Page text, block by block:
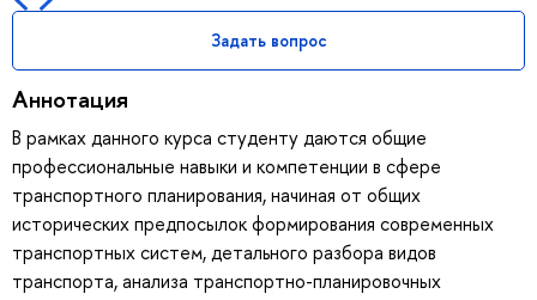
Задать вопрос
Аннотация
В рамках данного курса студенту даются общие
профессиональные навыки и компетенции в сфере
транспортного планирования, начиная от общих
исторических предпосылок формирования современных
транспортных систем, детального разбора видов
транспорта, анализа транспортно-планировочных